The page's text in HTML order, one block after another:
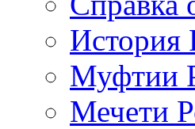
Муфтии
Мечети